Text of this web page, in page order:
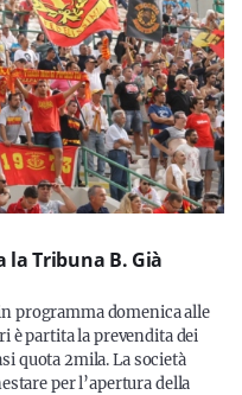
la Tribuna B. Già
programma domenica alle
è partita la prevendita dei
quota 2mila. La società
per l’apertura della